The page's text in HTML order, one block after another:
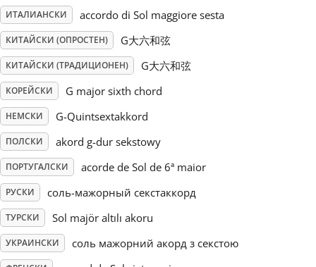
Svenska
Tiếng Việt
Türkçe
Українська
繁體中文
ИТАЛИАНСКИ accordo di Sol maggiore sesta
КИТАЙСКИ (ОПРОСТЕН) G大六和弦
КИТАЙСКИ (ТРАДИЦИОНЕН) G大六和弦
КОРЕЙСКИ G major sixth chord
НЕМСКИ G-Quintsextakkord
ПОЛСКИ akord g-dur sekstowy
ПОРТУГАЛСКИ acorde de Sol de 6ª maior
РУСКИ соль-мажорный секстаккорд
ТУРСКИ Sol majör altılı akoru
УКРАИНСКИ соль мажорний акорд з секстою